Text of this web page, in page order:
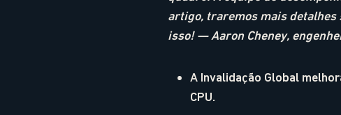
artigo, traremos mais detalhes
isso!—Aaron Cheney,
A Invalidação Global
CPU.